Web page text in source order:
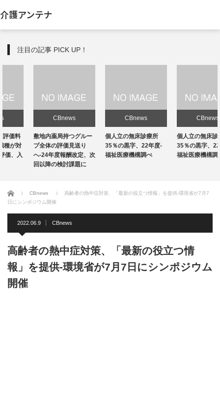
介護アンテナ
注目の記事 PICK UP！
敷地内薬局持つグルー
プ全体の評価見送り
へ-24年度報酬改定、次
回以降の検討課題に
個人立の無床診療所
35％の黒字、22年度-
福祉医療機構調べ
個人立の無床診療所
35％の黒字、22年度-
福祉医療機構調べ
ホーム CBnews
高齢者の熱中症対策、「最新の役立つ情報」を提供-環境省が7月7
日にシンポジウム開催
2022.06.9 CBnews
高齢者の熱中症対策、「最新の役立つ情
報」を提供-環境省が7月7日にシンポジウム
開催